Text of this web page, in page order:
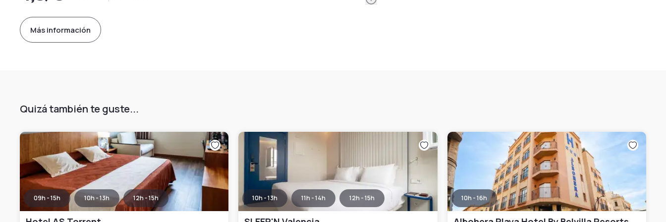
Más información
Quizá también te guste...
09h - 15h 10h - 13h 12h - 15h 10h - 13h 11h - 14h 12h - 15h 10h - 16h